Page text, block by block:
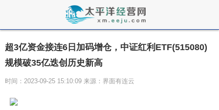
超3亿资金接连6日加码增仓，中证红利ETF(515080)
规模破35亿迭创历史新高
时间：2023-09-25 15:10:09 来源：界面有连云